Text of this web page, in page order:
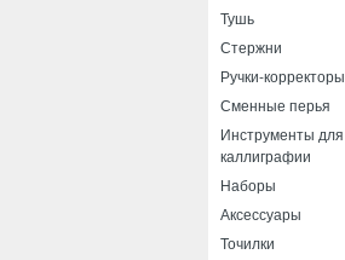
Тушь
Стержни
Ручки-корректоры
Сменные перья
Инструменты для
каллиграфии
Наборы
Аксессуары
Точилки